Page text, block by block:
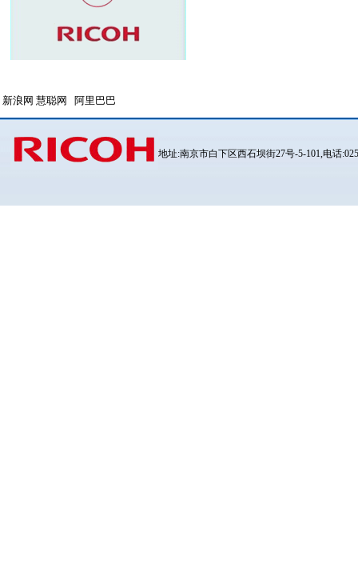
新浪网 慧聪网 阿里巴巴
地址:南京市白下区西石坝街27号-5-101,电话: